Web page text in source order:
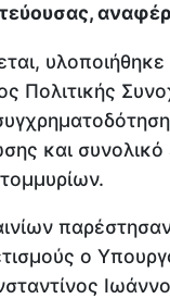
υλοποιήθηκε
Πολιτικής
και συνολικό
ο